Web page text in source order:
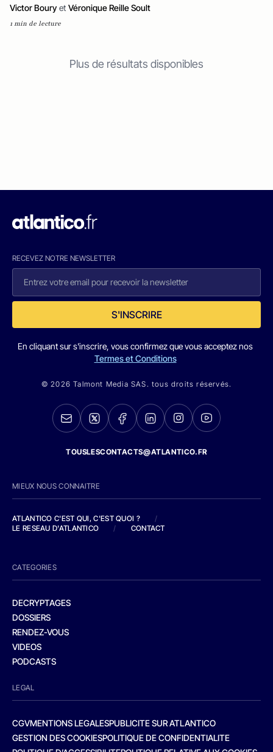
Victor Boury et Véronique Reille Soult
1 min de lecture
Plus de résultats disponibles
RECEVEZ NOTRE NEWSLETTER
S'INSCRIRE
En cliquant sur s'inscrire, vous confirmez que vous acceptez nos
Termes et Conditions
© 2026 Talmont Media SAS. tous droits réservés.
TOUSLESCONTACTS@ATLANTICO.FR
MIEUX NOUS CONNAITRE
ATLANTICO C'EST QUI, C'EST QUOI ?
/
LE RESEAU D'ATLANTICO
/ CONTACT
CATEGORIES
DECRYPTAGES
DOSSIERS
RENDEZ-VOUS
VIDEOS
PODCASTS
LEGAL
CGVMENTIONS LEGALESPUBLICITE SUR ATLANTICO
GESTION DES COOKIESPOLITIQUE DE CONFIDENTIALITE